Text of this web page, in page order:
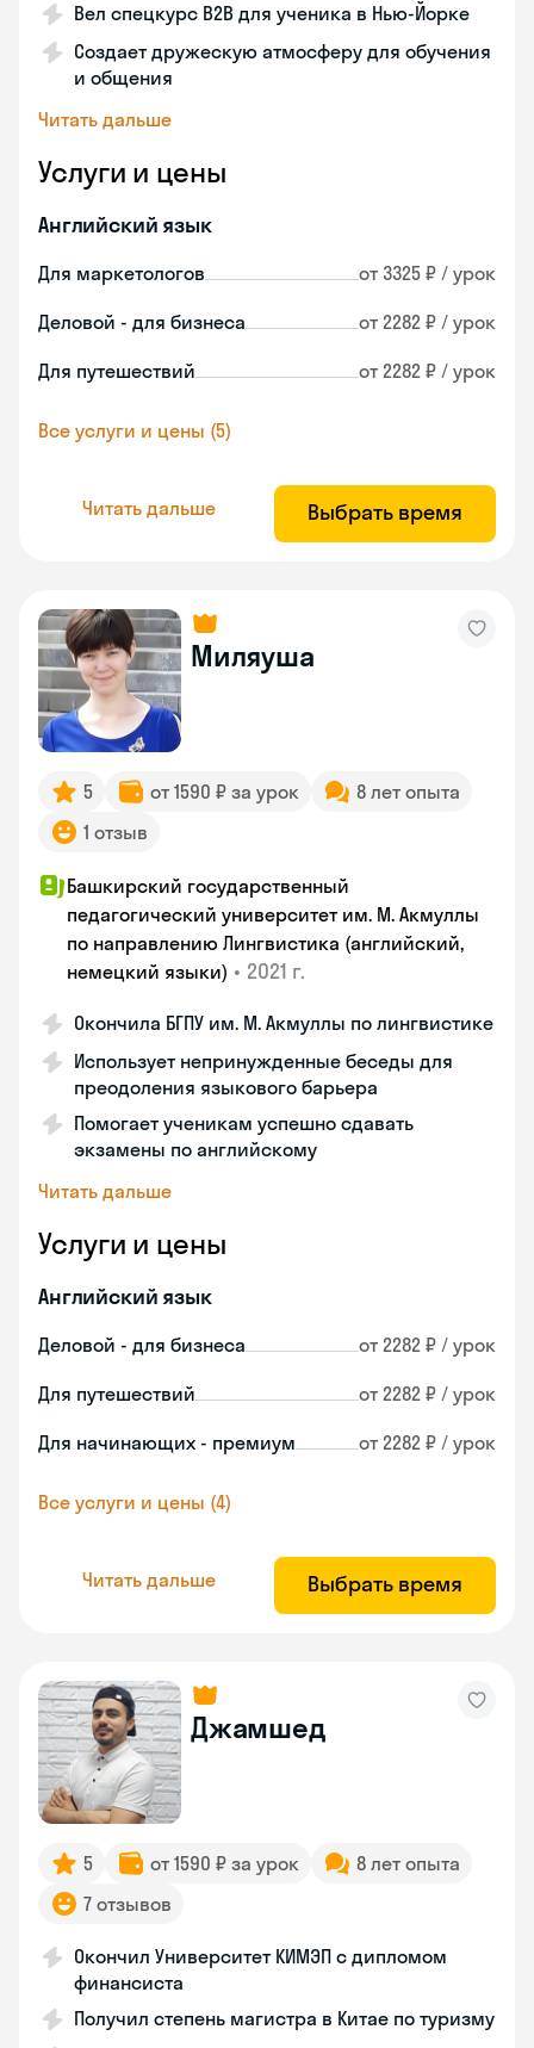
Вел спецкурс B2B для ученика в Нью-Йорке
Создает дружескую атмосферу для обучения
и общения
Читать дальше
Услуги и цены
Английский язык
Для маркетологов от 3325 ₽ / урок
Деловой - для бизнеса от 2282 ₽ / урок
Для путешествий от 2282 ₽ / урок
Все услуги и цены (5)
Читать дальше Выбрать время
Миляуша
5 от 1590 ₽ за урок
8 лет опыта
1 отзыв
Башкирский государственный
педагогический университет им. М. Акмуллы
по направлению Лингвистика (английский,
немецкий языки) • 2021 г.
Окончила БГПУ им. М. Акмуллы по лингвистике
Использует непринужденные беседы для
преодоления языкового барьера
Помогает ученикам успешно сдавать
экзамены по английскому
Читать дальше
Услуги и цены
Английский язык
Деловой - для бизнеса от 2282 ₽ / урок
Для путешествий от 2282 ₽ / урок
Для начинающих - премиум от 2282 ₽ / урок
Все услуги и цены (4)
Читать дальше Выбрать время
Джамшед
5 от 1590 ₽ за урок
8 лет опыта
7 отзывов
Окончил Университет КИМЭП с дипломом
финансиста
Получил степень магистра в Китае по туризму